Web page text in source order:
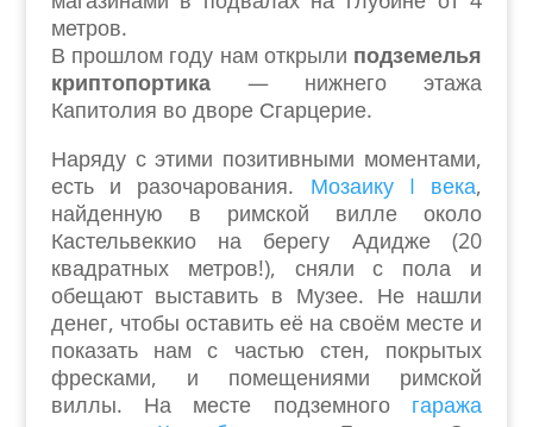
метров.
В прошлом году нам открыли подземелья
криптопортика— нижнего этажа
Капитолия во дворе Сгарцерие.
Наряду с этими позитивными моментами,
есть и разочарования. Мозаику I века,
найденную в римской вилле около
Кастельвеккио на берегу Адидже (20
квадратных метров!), сняли с пола и
обещают выставить в Музее. Не нашли
денег, чтобы оставить её на своём месте и
показать нам с частью стен, покрытых
фресками, и помещениями римской
виллы. На месте подземного гаража